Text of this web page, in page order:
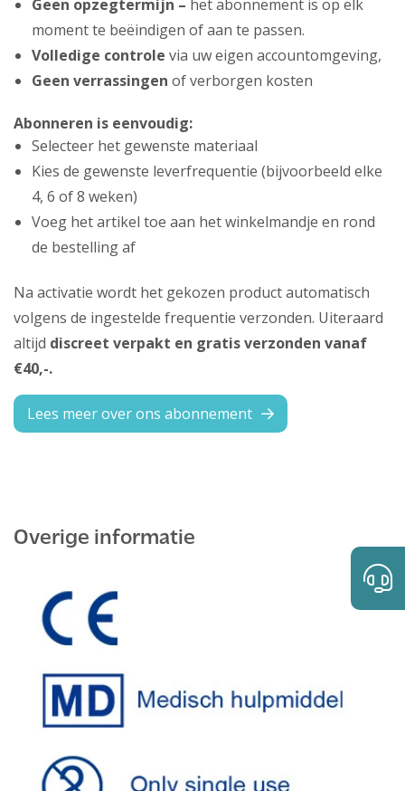
Geen opzegtermijn – het abonnement is op elk
moment te beëindigen of aan te passen.
Volledige controle via uw eigen accountomgeving,
Geen verrassingen of verborgen kosten
Abonneren is eenvoudig:
Selecteer het gewenste materiaal
Kies de gewenste leverfrequentie (bijvoorbeeld elke
4, 6 of 8 weken)
Voeg het artikel toe aan het winkelmandje en rond
de bestelling af
Na activatie wordt het gekozen product automatisch
volgens de ingestelde frequentie verzonden. Uiteraard
altijd discreet verpakt en gratis verzonden vanaf
€40,-.
Lees meer over ons abonnement
Overige informatie